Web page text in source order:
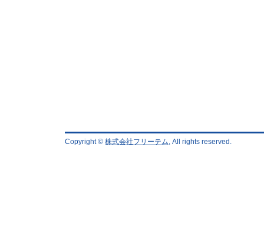
Copyright © 株式会社フリーテム, All rights reserved.